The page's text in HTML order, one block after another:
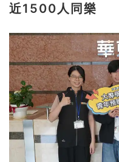
近1500人同樂